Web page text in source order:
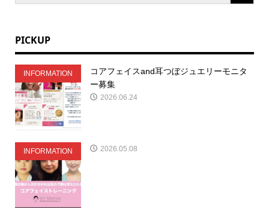
PICKUP
INFORMATION
コアフェイスand耳つぼジュエリーモニタ
ー募集
2026.06.24
INFORMATION 2026.05.08